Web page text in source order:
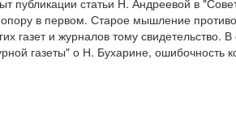
публикации статьи Н. Андреевой в
в первом. Старое мышление
газет и журналов тому
газеты" о Н. Бухарине, ошибочность